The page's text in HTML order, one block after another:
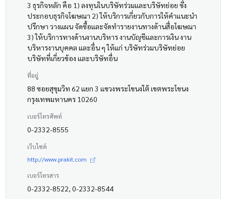
3 ธุรกิจหลัก คือ 1) ลงทุนในบริษัทร่วมและบริษัทย่อย ซึ่ง
ประกอบธุรกิจโฆษณา 2) ให้บริการเกี่ยวกับการให้คำแนะนำ
ปรึกษา วางแผน จัดซื้อและจัดทำรายงานทางด้านสื่อโฆษณา
3) ให้บริการทางด้านงานบริหาร งานบัญชีและการเงิน งาน
บริหารงานบุคคล และอื่น ๆ ให้แก่ บริษัทร่วมบริษัทย่อย
บริษัทที่เกี่ยวข้อง และบริษัทอื่น
ที่อยู่
88 ซอยสุขุมวิท 62 แยก 3 แขวงพระโขนงใต้ เขตพระโขนง
กรุงเทพมหานคร 10260
เบอร์โทรศัพท์
0-2332-8555
เว็บไซต์
http://www.prakit.com
เบอร์โทรสาร
0-2332-8522, 0-2332-8544